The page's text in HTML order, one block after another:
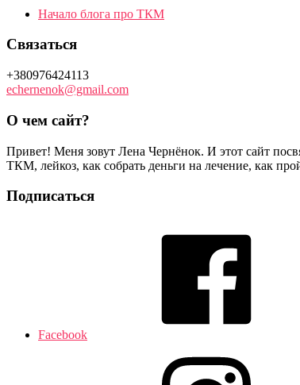
Начало блога про ТКМ
Связаться
+380976424113
echernenok@gmail.com
О чем сайт?
Привет! Меня зовут Лена Чернёнок. И этот сайт
ТКМ, лейкоз, как собрать деньги на лечение, как
Подписаться
Facebook